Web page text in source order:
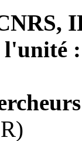
l'unité